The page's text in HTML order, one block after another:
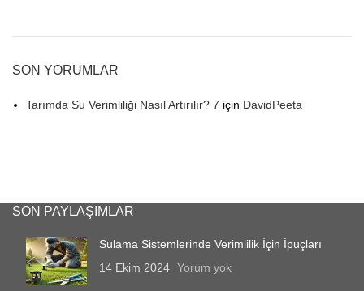
SON YORUMLAR
Tarımda Su Verimliliği Nasıl Artırılır? 7 için DavidPeeta
SON PAYLAŞIMLAR
Sulama Sistemlerinde Verimlilik İçin İpuçları
14 Ekim 2024 Yorum yok